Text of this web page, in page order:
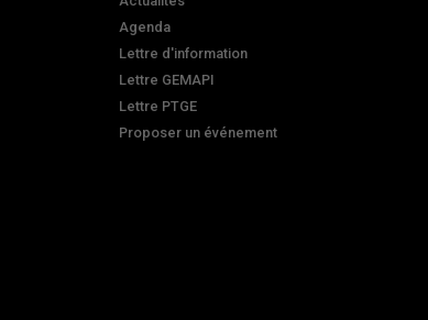
Agenda
Lettre d'information
Lettre GEMAPI
Lettre PTGE
Proposer un événement